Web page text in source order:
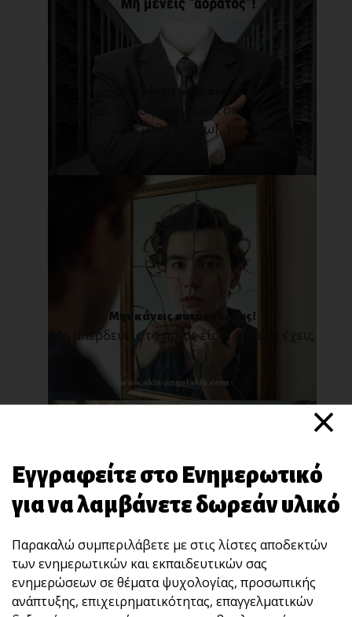
Μη μένεις «αόρατος»!
Σήμερα, θα μοιραστώ μαζί σου κάτι που
έμαθα στη ζω[...]
Μην κάνεις αυτό το λάθος!
Μη μπερδεύεις το ποιος είσαι με το τι έχεις
κάνει.[...]
Το "αύριο" ανήκει στα παιδιά μας!
«Η κοινωνία μας γίνεται καλύτερη όταν οι
γέροι φυτ[...]
×
Εγγραφείτε στο Ενημερωτικό
για να λαμβάνετε δωρεάν υλικό
Παρακαλώ συμπεριλάβετε με στις λίστες αποδεκτών
των ενημερωτικών και εκπαιδευτικών σας
ενημερώσεων σε θέματα ψυχολογίας, προσωπικής
ανάπτυξης, επιχειρηματικότητας, επαγγελματικών